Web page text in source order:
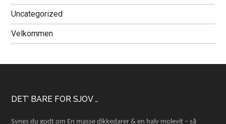
Uncategorized
Velkommen
Footer
DET’ BARE FOR SJOV …
Synes du godt om En masse dikkedarer & en halv molevit – så